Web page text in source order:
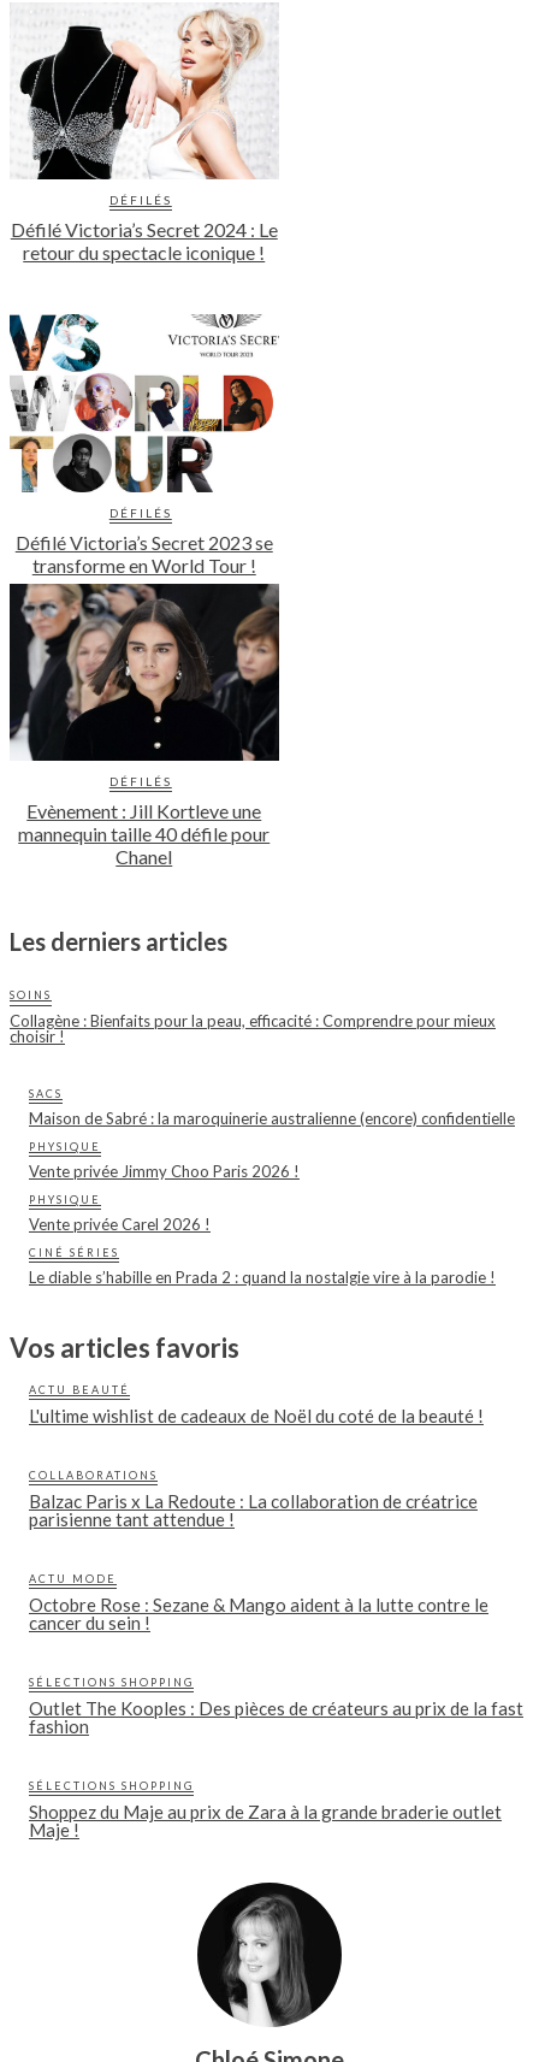
DÉFILÉS
Défilé Victoria’s Secret 2024 : Le
retour du spectacle iconique !
DÉFILÉS
Défilé Victoria’s Secret 2023 se
transforme en World Tour !
DÉFILÉS
Evènement : Jill Kortleve une
mannequin taille 40 défile pour
Chanel
Les derniers articles
SOINS
Collagène : Bienfaits pour la peau, efficacité : Comprendre pour mieux
choisir !
SACS
Maison de Sabré : la maroquinerie australienne (encore) confidentielle
PHYSIQUE
Vente privée Jimmy Choo Paris 2026 !
PHYSIQUE
Vente privée Carel 2026 !
CINÉ SÉRIES
Le diable s’habille en Prada 2 : quand la nostalgie vire à la parodie !
Vos articles favoris
ACTU BEAUTÉ
L'ultime wishlist de cadeaux de Noël du coté de la beauté !
COLLABORATIONS
Balzac Paris x La Redoute : La collaboration de créatrice
parisienne tant attendue !
ACTU MODE
Octobre Rose : Sezane & Mango aident à la lutte contre le
cancer du sein !
SÉLECTIONS SHOPPING
Outlet The Kooples : Des pièces de créateurs au prix de la fast
fashion
SÉLECTIONS SHOPPING
Shoppez du Maje au prix de Zara à la grande braderie outlet
Maje !